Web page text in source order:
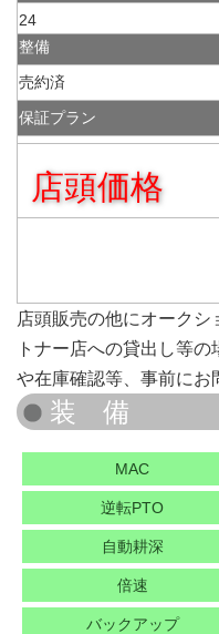
24
整備
売約済
保証プラン
店頭価格
店頭販売の他にオーク
トナー店への貸出し等
や在庫確認等、事前にお
MAC
逆転PTO
自動耕深
倍速
バックアップ